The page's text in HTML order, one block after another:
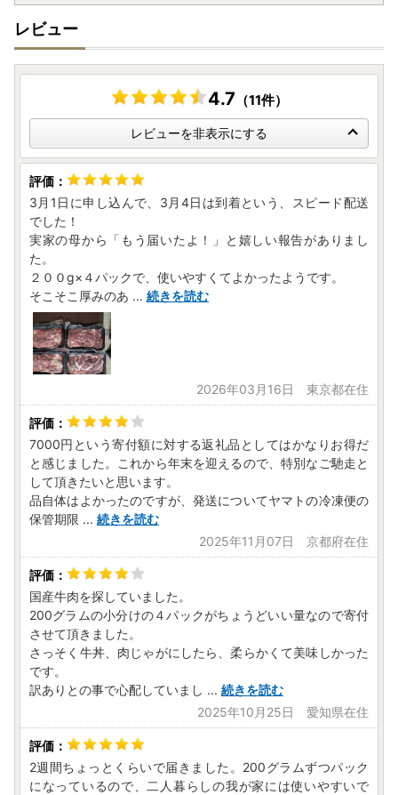
レビュー
4.7 （11件）
レビューを非表示にする
3月1日に申し込んで、3月4日は到着という、スピード配送
でした！
実家の母から「もう届いたよ！」と嬉しい報告がありまし
た。
２００g×４パックで、使いやすくてよかったようです。
そこそこ厚みのあ ... 続きを読む
2026年03月16日 東京都在住
7000円という寄付額に対する返礼品としてはかなりお得だ
と感じました。これから年末を迎えるので、特別なご馳走と
して頂きたいと思います。
品自体はよかったのですが、発送についてヤマトの冷凍便の
保管期限 ... 続きを読む
2025年11月07日 京都府在住
国産牛肉を探していました。
200グラムの小分けの４パックがちょうどいい量なので寄付
させて頂きました。
さっそく牛丼、肉じゃがにしたら、柔らかくて美味しかった
です。
訳ありとの事で心配していまし ... 続きを読む
2025年10月25日 愛知県在住
2週間ちょっとくらいで届きました。200グラムずつパック
になっているので、二人暮らしの我が家には使いやすいで